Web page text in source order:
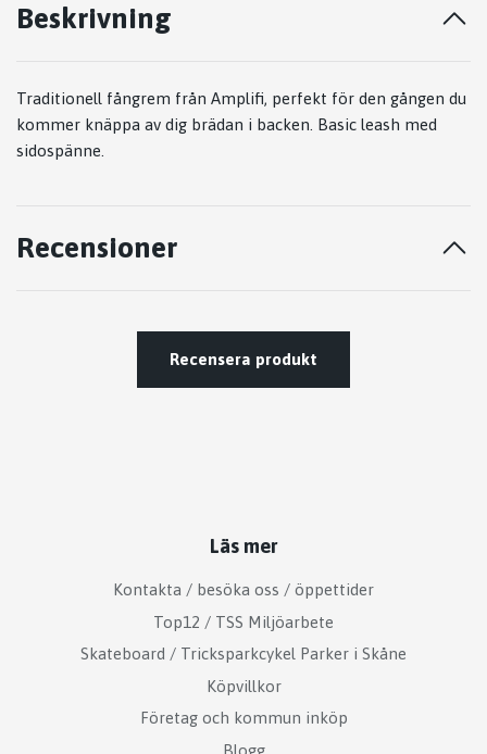
Beskrivning
Traditionell fångrem från Amplifi, perfekt för den gången du
kommer knäppa av dig brädan i backen. Basic leash med
sidospänne.
Recensioner
Recensera produkt
Läs mer
Kontakta / besöka oss / öppettider
Top12 / TSS Miljöarbete
Skateboard / Tricksparkcykel Parker i Skåne
Köpvillkor
Företag och kommun inköp
Blogg